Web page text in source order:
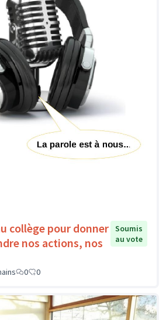
collège pour donner
nos actions, nos
Soumis
au vote
0 0